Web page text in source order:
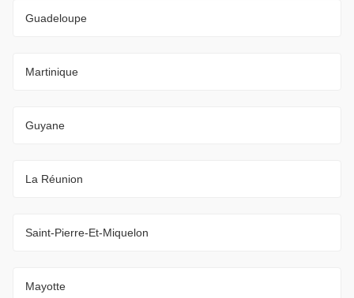
Guadeloupe
Martinique
Guyane
La Réunion
Saint-Pierre-Et-Miquelon
Mayotte